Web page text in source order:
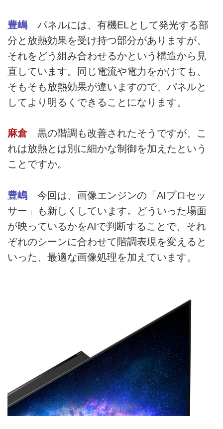
豊嶋 パネルには、有機ELとして発光する部
分と放熱効果を受け持つ部分がありますが、
それをどう組み合わせるかという構造から見
直しています。同じ電流や電力をかけても、
そもそも放熱効果が違いますので、パネルと
してより明るくできることになります。
麻倉黒の階調も改善されたそうですが、こ
れは放熱とは別に細かな制御を加えたという
ことですか。
豊嶋 今回は、画像エンジンの「AIプロセッ
サー」も新しくしています。どういった場面
が映っているかをAIで判断することで、それ
ぞれのシーンに合わせて階調表現を変えると
いった、最適な画像処理を加えています。